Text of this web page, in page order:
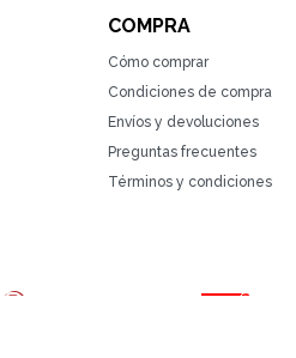
COMPRA
Cómo comprar
Condiciones de compra
Envíos y devoluciones
Preguntas frecuentes
Términos y condiciones